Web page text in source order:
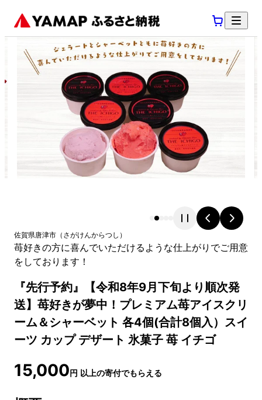
佐賀県唐津市 （ さがけんからつし ）
苺好きの方に喜んでいただけるような仕上がりでご用意
をしております！
『先行予約』【令和8年9月下旬より順次発
送】苺好きが夢中！プレミアム苺アイスクリ
ーム＆シャーベット 各4個(合計8個入）スイ
ーツ カップ デザート 氷菓子 苺 イチゴ
15,000円 以上の寄付でもらえる